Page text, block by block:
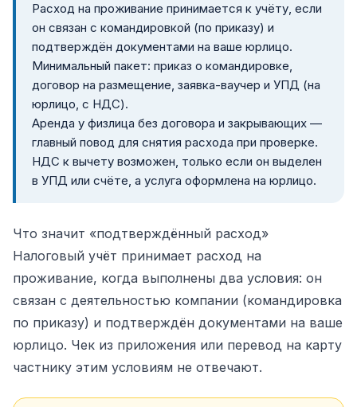
Расход на проживание принимается к учёту, если
он связан с командировкой (по приказу) и
подтверждён документами на ваше юрлицо.
Минимальный пакет: приказ о командировке,
договор на размещение, заявка-ваучер и УПД (на
юрлицо, с НДС).
Аренда у физлица без договора и закрывающих —
главный повод для снятия расхода при проверке.
НДС к вычету возможен, только если он выделен
в УПД или счёте, а услуга оформлена на юрлицо.
Что значит «подтверждённый расход»
Налоговый учёт принимает расход на
проживание, когда выполнены два условия: он
связан с деятельностью компании (командировка
по приказу) и подтверждён документами на ваше
юрлицо. Чек из приложения или перевод на карту
частнику этим условиям не отвечают.